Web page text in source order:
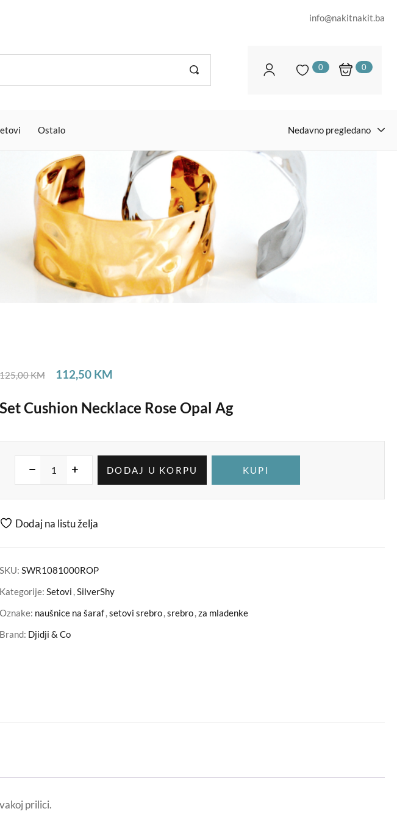
info@nakitnakit.ba
0 0
Ostalo Nedavno pregledano
125,00KM 112,50 KM
Set Cushion Necklace Rose Opal Ag
DODAJ U KORPU KUPI
Dodaj na listu želja
SKU: SWR1081000ROP
Kategorije: Setovi ,SilverShy
Oznake: naušnice na šaraf,setovi srebro,srebro,za mladenke
Brand: Djidji & Co
prilici.